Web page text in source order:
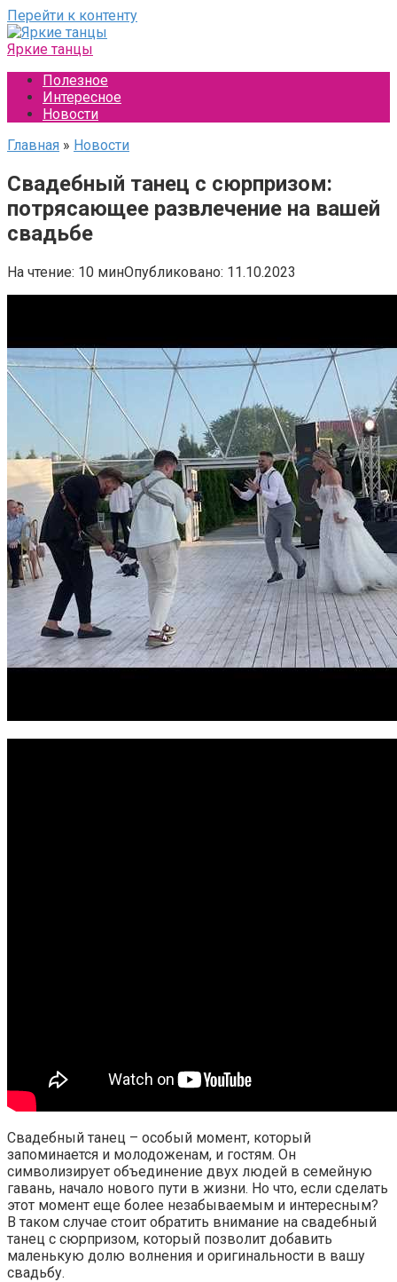
Перейти к контенту
Яркие танцы
Полезное
Интересное
Новости
Главная » Новости
Свадебный танец с сюрпризом:
потрясающее развлечение на вашей
свадьбе
На чтение: 10 минОпубликовано: 11.10.2023
Свадебный танец – особый момент, который
запоминается и молодоженам, и гостям. Он
символизирует объединение двух людей в семейную
гавань, начало нового пути в жизни. Но что, если сделать
этот момент еще более незабываемым и интересным?
В таком случае стоит обратить внимание на свадебный
танец с сюрпризом, который позволит добавить
маленькую долю волнения и оригинальности в вашу
свадьбу.